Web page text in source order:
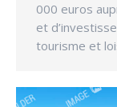
000 euros
et
tourisme et